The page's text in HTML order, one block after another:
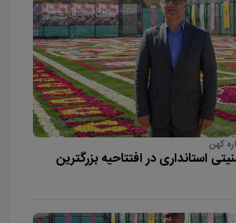
کهن
استانداری در افتتاحیه بزرگترین